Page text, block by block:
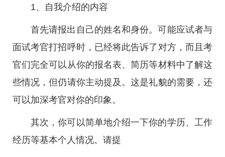
1、自我介绍的内容
首先请报出自己的姓名和身份。可能应试者与
面试考官打招呼时，已经将此告诉了对方，而且考
官们完全可以从你的报名表、简历等材料中了解这
些情况，但仍请你主动提及。这是礼貌的需要，还
可以加深考官对你的印象。
其次，你可以简单地介绍一下你的学历、工作
经历等基本个人情况。请提